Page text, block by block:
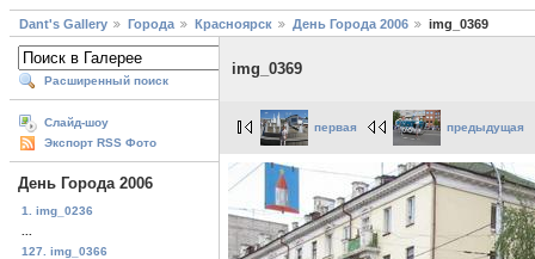
Dant's Gallery Города Красноярск День Города 2006 img_0369
Расширенный поиск
Слайд-шоу
Экспорт RSS Фото
День Города 2006
1. img_0236
127. img_0366
img_0369
первая предыдущая